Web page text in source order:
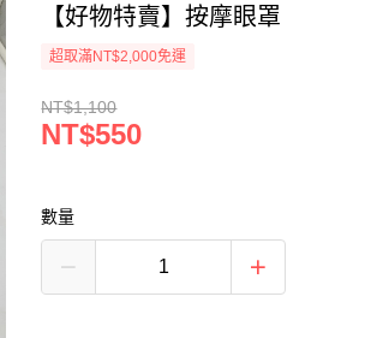
【好物特賣】按摩眼罩
超取滿NT$2,000免運
NT$1,100
NT$550
數量